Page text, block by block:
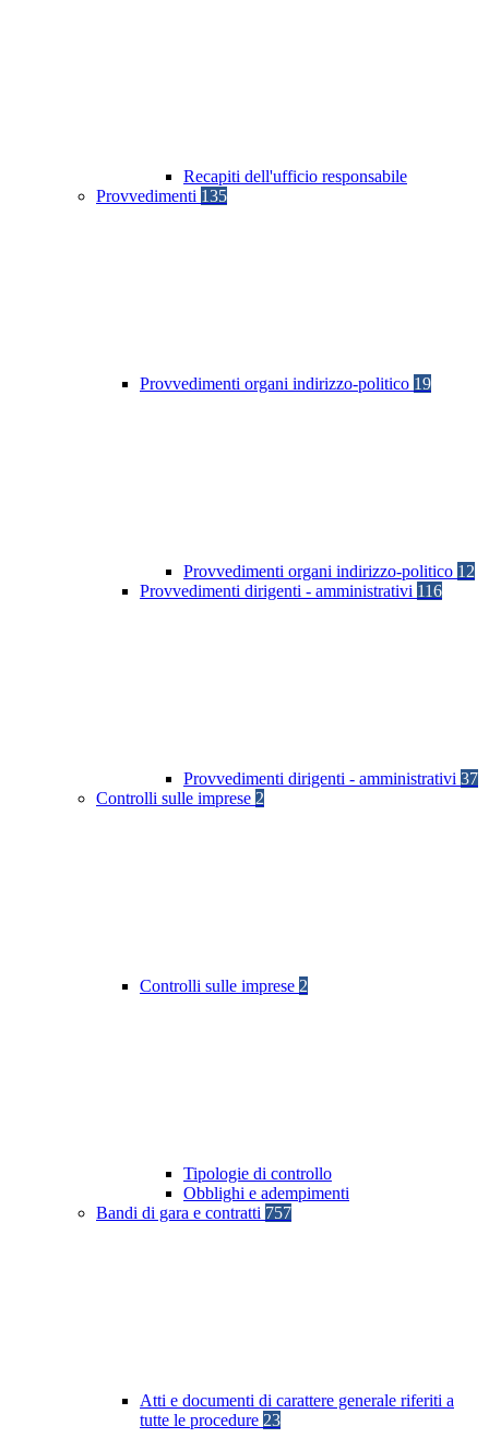
Recapiti dell'ufficio responsabile
Provvedimenti 135
Provvedimenti organi indirizzo-politico 19
Provvedimenti organi indirizzo-politico 12
Provvedimenti dirigenti - amministrativi 116
Provvedimenti dirigenti - amministrativi 37
Controlli sulle imprese 2
Controlli sulle imprese 2
Tipologie di controllo
Obblighi e adempimenti
Bandi di gara e contratti 757
Atti e documenti di carattere generale riferiti a
tutte le procedure 23